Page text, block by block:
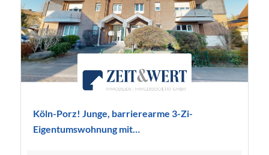
Köln-Porz! Junge, barrierearme 3-Zi-
Eigentumswohnung mit…